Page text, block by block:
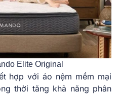
Elite Original
hợp với áo nệm mềm mại
thời tăng khả năng phân